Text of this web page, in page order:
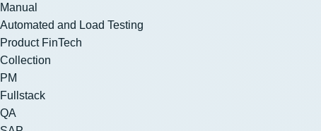
Manual
Automated and Load Testing
Product FinTech
Collection
PM
Fullstack
QA